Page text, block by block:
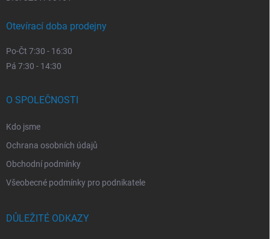
Otevírací doba prodejny
Po-Čt 7:30 - 16:30
Pá 7:30 - 14:30
O SPOLEČNOSTI
Kdo jsme
Ochrana osobních údajů
Obchodní podmínky
Všeobecné podmínky pro podnikatele
DŮLEŽITÉ ODKAZY